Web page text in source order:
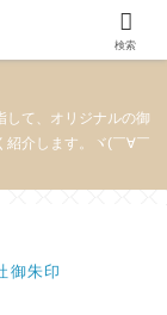
して、オリジナルの御
紹介します。ヾ(￣∀￣
御朱印
検索